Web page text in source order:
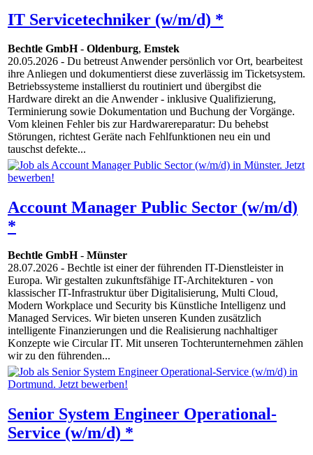
IT Servicetechniker (w/m/d) *
Bechtle GmbH- Oldenburg, Emstek
20.05.2026 - Du betreust Anwender persönlich vor Ort, bearbeitest
ihre Anliegen und dokumentierst diese zuverlässig im Ticketsystem.
Betriebssysteme installierst du routiniert und übergibst die
Hardware direkt an die Anwender - inklusive Qualifizierung,
Terminierung sowie Dokumentation und Buchung der Vorgänge.
Vom kleinen Fehler bis zur Hardwarereparatur: Du behebst
Störungen, richtest Geräte nach Fehlfunktionen neu ein und
tauschst defekte...
Account Manager Public Sector (w/m/d)
*
Bechtle GmbH- Münster
28.07.2026 - Bechtle ist einer der führenden IT-Dienstleister in
Europa. Wir gestalten zukunftsfähige IT-Architekturen - von
klassischer IT-Infrastruktur über Digitalisierung, Multi Cloud,
Modern Workplace und Security bis Künstliche Intelligenz und
Managed Services. Wir bieten unseren Kunden zusätzlich
intelligente Finanzierungen und die Realisierung nachhaltiger
Konzepte wie Circular IT. Mit unseren Tochterunternehmen zählen
wir zu den führenden...
Senior System Engineer Operational-
Service (w/m/d) *